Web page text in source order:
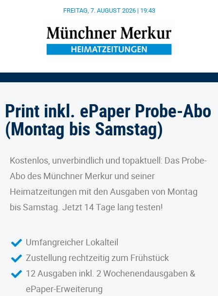
FREITAG, 7. AUGUST 2026 | 19:43
Print inkl. ePaper Probe-Abo
(Montag bis Samstag)
Kostenlos, unverbindlich und topaktuell: Das Probe-
Abo des Münchner Merkur und seiner
Heimatzeitungen mit den Ausgaben von Montag
bis Samstag. Jetzt 14 Tage lang testen!
Umfangreicher Lokalteil
Zustellung rechtzeitig zum Frühstück
12 Ausgaben inkl. 2 Wochenendausgaben &
ePaper-Erweiterung